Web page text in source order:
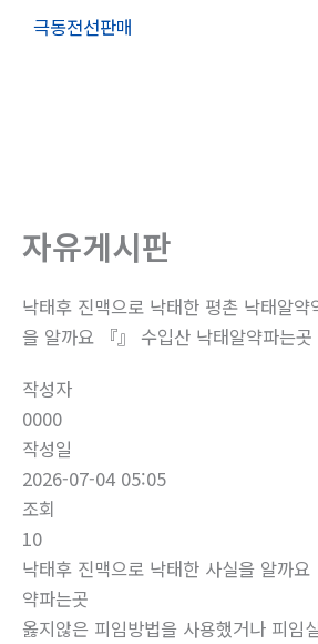
극동전선판매
자유게시판
낙태후 진맥으로 낙태한 평촌 낙태알약
을 알까요 『』 수입산 낙­태알약파는곳
작성자
0000
작성일
2026-07-04 05:05
조회
10
낙태후 진맥으로 낙태한 사실을 알까
약파는곳
옳지않은 피임방법을 사용했거나 피임